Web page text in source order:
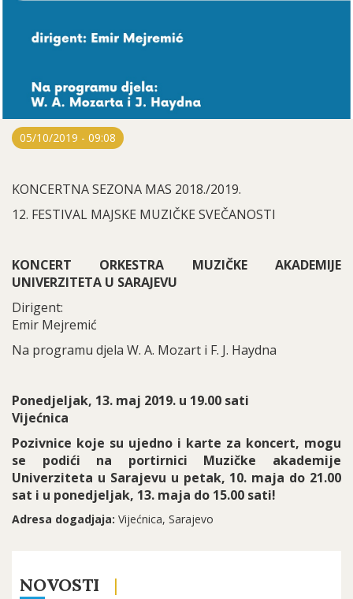
05/10/2019 - 09:08
KONCERTNA SEZONA MAS 2018./2019.
12. FESTIVAL MAJSKE MUZIČKE SVEČANOSTI
KONCERT ORKESTRA MUZIČKE AKADEMIJE
UNIVERZITETA U SARAJEVU
Dirigent:
Emir Mejremić
Na programu djela W. A. Mozart i F. J. Haydna
Ponedjeljak, 13. maj 2019. u 19.00 sati
Vijećnica
Pozivnice koje su ujedno i karte za koncert, mogu
se podići na portirnici Muzičke akademije
Univerziteta u Sarajevu u petak, 10. maja do 21.00
sat i u ponedjeljak, 13. maja do 15.00 sati!
Adresa dogadjaja: Vijećnica, Sarajevo
NOVOSTI